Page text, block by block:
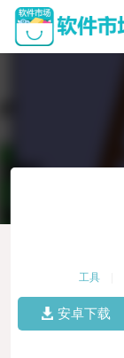
工具
安卓下载